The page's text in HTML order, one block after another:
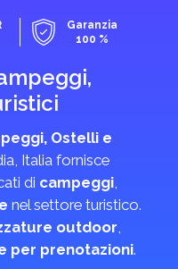
Garanzia
100 %
Ostelli e
Italia fornisce
di campeggi,
nel settore turistico.
outdoor,
per prenotazioni.